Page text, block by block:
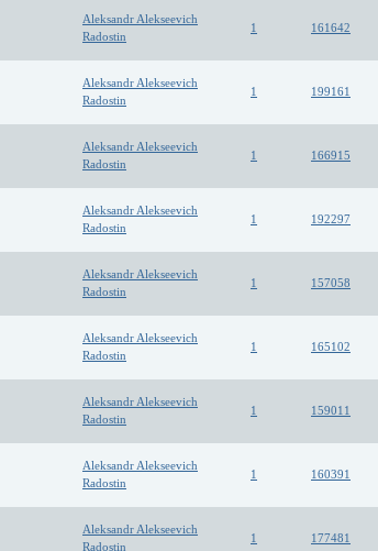
Aleksandr Alekseevich
Radostin
1 161642
Aleksandr Alekseevich
Radostin
1 199161
Aleksandr Alekseevich
Radostin
1 166915
Aleksandr Alekseevich
Radostin
1 192297
Aleksandr Alekseevich
Radostin
1 157058
Aleksandr Alekseevich
Radostin
1 165102
Aleksandr Alekseevich
Radostin
1 159011
Aleksandr Alekseevich
Radostin
1 160391
Aleksandr Alekseevich
Radostin
1 177481